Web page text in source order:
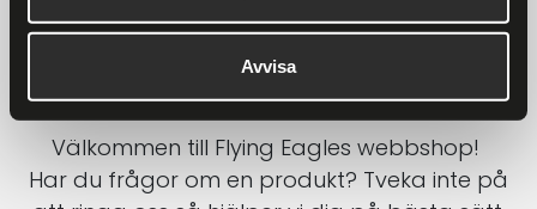
Avvisa
Välkommen till Flying Eagles webbshop!
Har du frågor om en produkt? Tveka inte på